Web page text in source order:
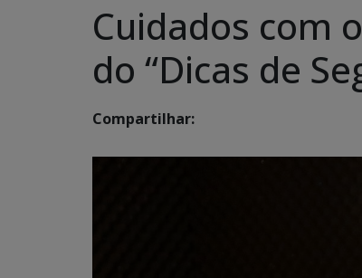
Cuidados com
do “Dicas de
Compartilhar: